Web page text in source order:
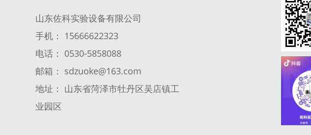
山东佐科实验设备有限公司
手机： 15666622323
电话： 0530-5858088
邮箱： sdzuoke@163.com
地址： 山东省菏泽市牡丹区吴店镇工
业园区